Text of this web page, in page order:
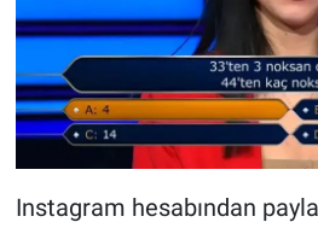
Instagram hesabından
Yerel Gündem
Yerel Yaşam
Canlı Yayın